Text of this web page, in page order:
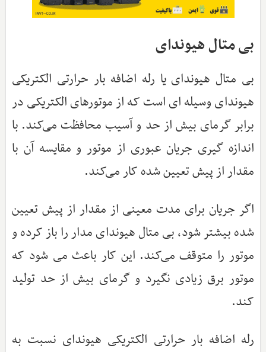
بی متال هیوندای
بی متال هیوندای یا رله اضافه بار حرارتی الکتریکی
هیوندای وسیله ای است که از موتورهای الکتریکی در
برابر گرمای بیش از حد و آسیب محافظت می‌کند. با
اندازه گیری جریان عبوری از موتور و مقایسه آن با
مقدار از پیش تعیین شده کار می‌کند.
اگر جریان برای مدت معینی از مقدار از پیش تعیین
شده بیشتر شود، بی متال هیوندای مدار را باز کرده و
موتور را متوقف می‌کند. این کار باعث می شود که
موتور برق زیادی نگیرد و گرمای بیش از حد تولید
کند.
رله اضافه بار حرارتی الکتریکی هیوندای نسبت به